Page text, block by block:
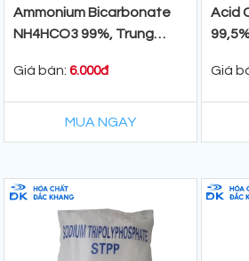
Ammonium Bicarbonate
NH4HCO3 99%, Trung
Giá bán: 6.000đ
MUA NGAY
Acid
Giá